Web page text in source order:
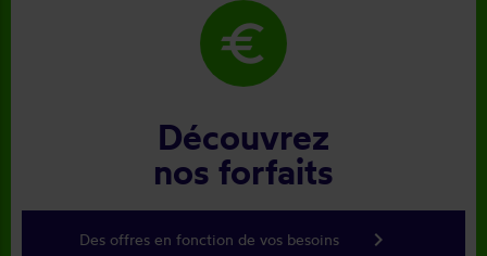
euro
Découvrez
nos forfaits
Des offres en fonction de vos besoins keyboard_arrow_right